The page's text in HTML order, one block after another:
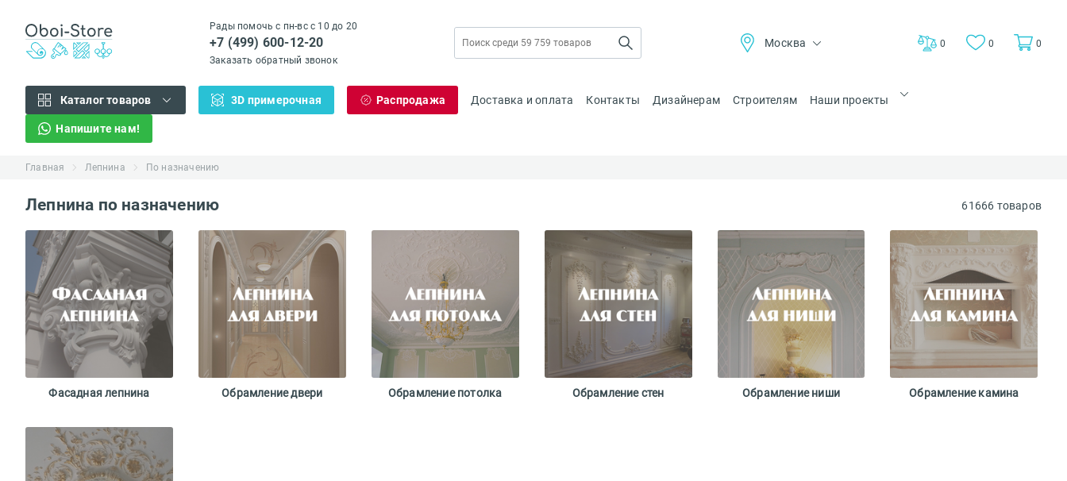
Рады помочь с пн-вс с 10 до 20
+7 (499) 600-12-20
Заказать обратный звонок
Москва 0 0 0
Каталог товаров 3D примерочная Распродажа Доставка и оплата Контакты Дизайнерам Строителям Наши проекты
Напишите нам!
Главная Лепнина По назначению
Лепнина по назначению 61666 товаров
Фасадная лепнина Обрамление двери Обрамление потолка Обрамление стен Обрамление ниши Обрамление камина